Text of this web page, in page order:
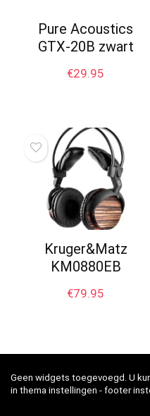
Pure Acoustics
GTX-20B zwart
€29.95
Kruger&Matz
KM0880EB
€79.95
Geen widgets toegevoegd. U
in thema instellingen - footer